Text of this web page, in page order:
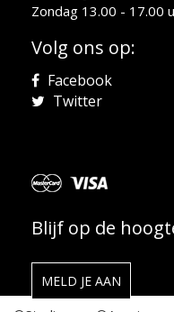
Zondag 13.00 - 17.00
Volg ons op:
Facebook
Twitter
Blijf op de
MELD JE AAN